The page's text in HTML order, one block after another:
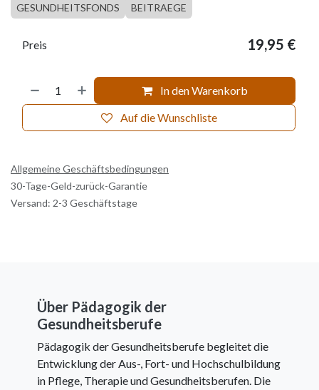
GESUNDHEITSFONDS BEITRAEGE
In den Warenkorb
Auf die Wunschliste
Preis 19,95 €
Allgemeine Geschäftsbedingungen
30-Tage-Geld-zurück-Garantie
Versand: 2-3 Geschäftstage
Über Pädagogik der
Gesundheitsberufe
Pädagogik der Gesundheitsberufe begleitet die
Entwicklung der Aus-, Fort- und Hochschulbildung
in Pflege, Therapie und Gesundheitsberufen. Die